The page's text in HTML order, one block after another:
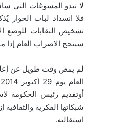
لا تبدو المسوغات التي
فلا انسداد لباب الحوار
تشخيص النقابات للوضع
سينجح الاضراب العام إذا
لم يمض وقت طويل عن
أوتقديم رئيس الحكومة
شبكاتها الفكرية
استقالته.